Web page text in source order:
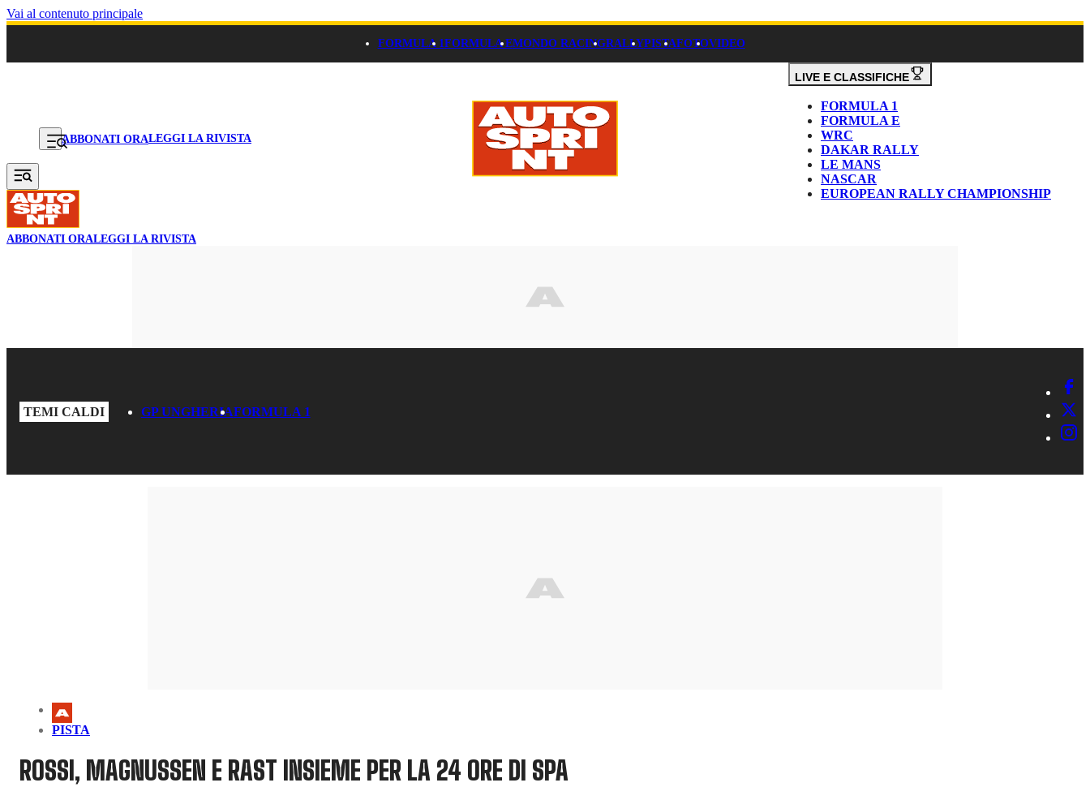
Vai al contenuto principale
FORMULA 1FORMULA EMONDO RACINGRALLYPISTAFOTOVIDEO
ABBONATI ORALEGGI LA RIVISTA
LIVE E CLASSIFICHE
FORMULA 1
FORMULA E
WRC
DAKAR RALLY
LE MANS
NASCAR
EUROPEAN RALLY CHAMPIONSHIP
ABBONATI ORALEGGI LA RIVISTA
TEMI CALDI GP UNGHERIAFORMULA 1
PISTA
ROSSI, MAGNUSSEN E RAST INSIEME PER LA 24 ORE DI SPA